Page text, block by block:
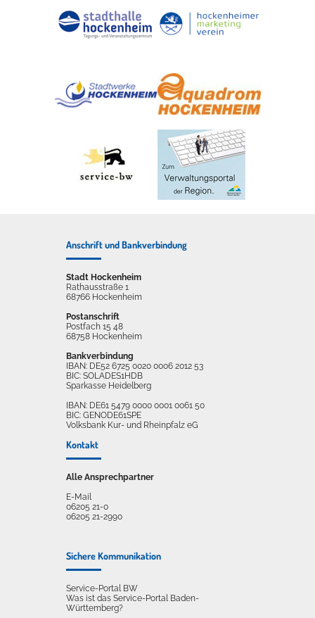
Anschrift und Bankverbindung
Stadt Hockenheim
Rathausstraße 1
68766 Hockenheim
Postanschrift
Postfach 15 48
68758 Hockenheim
Bankverbindung
IBAN: DE52 6725 0020 0006 2012 53
BIC: SOLADES1HDB
Sparkasse Heidelberg
IBAN: DE61 5479 0000 0001 0061 50
BIC: GENODE61SPE
Volksbank Kur- und Rheinpfalz eG
Kontakt
Alle Ansprechpartner
E-Mail
06205 21-0
06205 21-2990
Sichere Kommunikation
Service-Portal BW
Was ist das Service-Portal Baden-
Württemberg?